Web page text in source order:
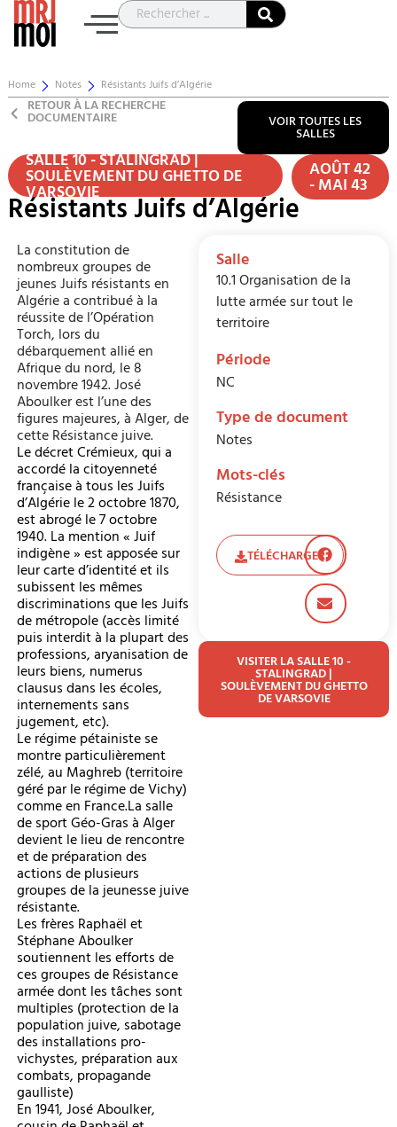
Home Notes Résistants Juifs d’Algérie
RETOUR À LA RECHERCHE
DOCUMENTAIRE VOIR TOUTES LES
SALLES
SALLE 10 - STALINGRAD |
SOULÈVEMENT DU GHETTO DE
VARSOVIE
AOÛT 42
- MAI 43
Résistants Juifs d’Algérie
La constitution de
nombreux groupes de
jeunes Juifs résistants en
Algérie a contribué à la
réussite de l’Opération
Torch, lors du
débarquement allié en
Afrique du nord, le 8
novembre 1942. José
Aboulker est l’une des
figures majeures, à Alger, de
cette Résistance juive.
Le décret Crémieux, qui a
accordé la citoyenneté
française à tous les Juifs
d’Algérie le 2 octobre 1870,
est abrogé le 7 octobre
1940. La mention « Juif
indigène » est apposée sur
leur carte d’identité et ils
subissent les mêmes
discriminations que les Juifs
de métropole (accès limité
puis interdit à la plupart des
professions, aryanisation de
leurs biens, numerus
clausus dans les écoles,
internements sans
jugement, etc).
Le régime pétainiste se
montre particulièrement
zélé, au Maghreb (territoire
géré par le régime de Vichy)
comme en France.La salle
de sport Géo-Gras à Alger
devient le lieu de rencontre
et de préparation des
actions de plusieurs
groupes de la jeunesse juive
résistante.
Les frères Raphaël et
Stéphane Aboulker
soutiennent les efforts de
ces groupes de Résistance
armée dont les tâches sont
multiples (protection de la
population juive, sabotage
des installations pro-
vichystes, préparation aux
combats, propagande
gaulliste)
En 1941, José Aboulker,
Salle
10.1 Organisation de la
lutte armée sur tout le
territoire
Période
NC
Type de document
Notes
Mots-clés
Résistance
TÉLÉCHARGER
VISITER LA SALLE 10 -
STALINGRAD |
SOULÈVEMENT DU GHETTO
DE VARSOVIE